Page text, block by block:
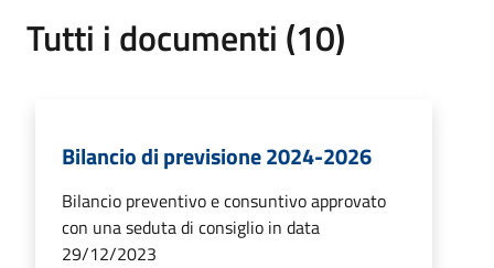
Tutti i documenti (10)
Bilancio di previsione 2024-2026
Bilancio preventivo e consuntivo approvato
con una seduta di consiglio in data
29/12/2023